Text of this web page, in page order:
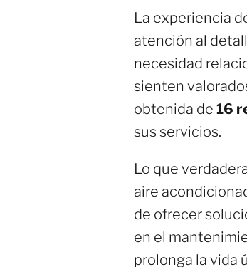
La experiencia
atención al
necesidad
sienten
obtenida de 16
sus servicios.
Lo que
aire
de ofrecer
en el
prolonga la vida